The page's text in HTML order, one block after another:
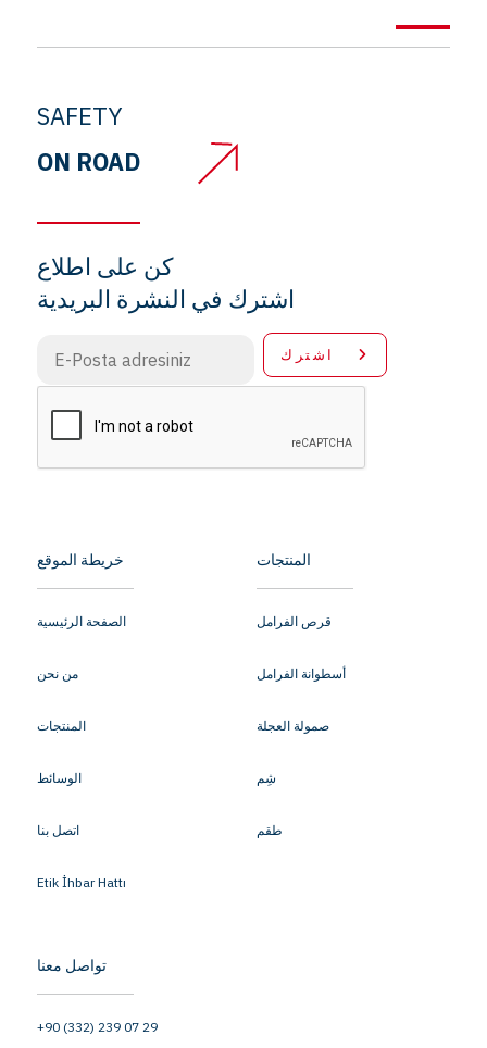
SAFETY
ON ROAD
كن على اطلاع
اشترك في النشرة البريدية
خريطة الموقع
الصفحة الرئيسية
من نحن
المنتجات
الوسائط
اتصل بنا
Etik İhbar Hattı
المنتجات
قرص الفرامل
أسطوانة الفرامل
صمولة العجلة
شِم
طقم
تواصل معنا
+90 (332) 239 07 29